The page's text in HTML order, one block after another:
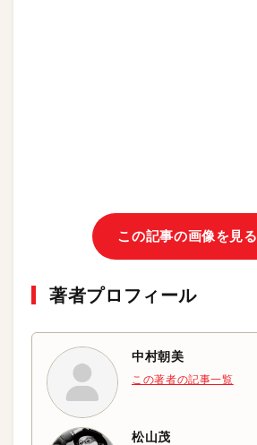
この記事の画像を見る
著者プロフィール
中村朝美
この著者の記事一覧
松山茂